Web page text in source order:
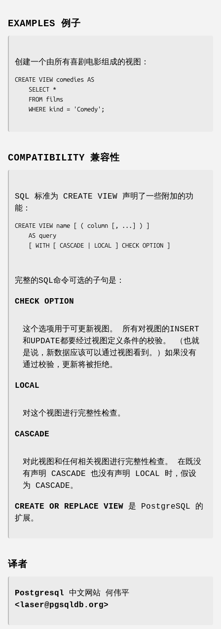
EXAMPLES 例子
创建一个由所有喜剧电影组成的视图：
CREATE VIEW comedies AS
COMPATIBILITY 兼容性
SQL 标准为 CREATE VIEW 声明了一些附加的功
能：
CREATE VIEW name [ ( column [, ...] ) ]
完整的SQL命令可选的子句是：
CHECK OPTION
这个选项用于可更新视图。 所有对视图的INSERT
和UPDATE都要经过视图定义条件的校验。 （也就
是说，新数据应该可以通过视图看到。）如果没有
通过校验，更新将被拒绝。
LOCAL
对这个视图进行完整性检查。
CASCADE
对此视图和任何相关视图进行完整性检查。 在既没
有声明 CASCADE 也没有声明 LOCAL 时，假设
为 CASCADE。
CREATE OR REPLACE VIEW 是 PostgreSQL 的
扩展。
译者
Postgresql 中文网站 何伟平
<laser@pgsqldb.org>